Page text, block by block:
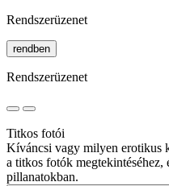
Rendszerüzenet
rendben
Rendszerüzenet
Titkos fotói
Kíváncsi vagy milyen erotikus
a titkos fotók megtekintéséhez,
pillanatokban.